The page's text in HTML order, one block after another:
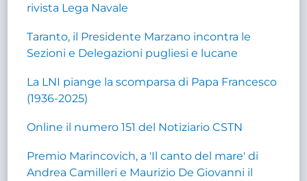
rivista Lega Navale
Taranto, il Presidente Marzano incontra le
Sezioni e Delegazioni pugliesi e lucane
La LNI piange la scomparsa di Papa Francesco
(1936-2025)
Online il numero 151 del Notiziario CSTN
Premio Marincovich, a 'Il canto del mare' di
Andrea Camilleri e Maurizio De Giovanni il